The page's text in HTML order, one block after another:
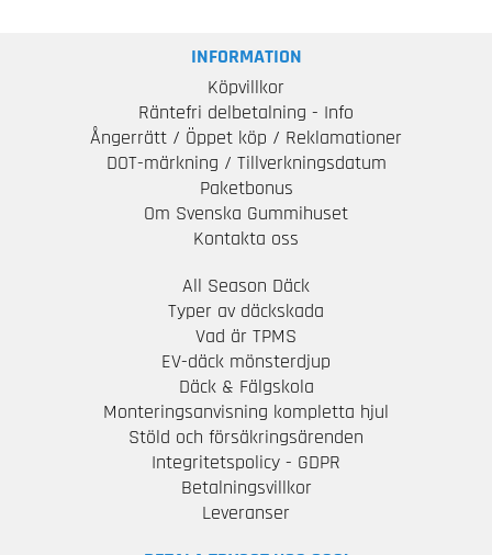
INFORMATION
Köpvillkor
Räntefri delbetalning - Info
Ångerrätt / Öppet köp / Reklamationer
DOT-märkning / Tillverkningsdatum
Paketbonus
Om Svenska Gummihuset
Kontakta oss
All Season Däck
Typer av däckskada
Vad är TPMS
EV-däck mönsterdjup
Däck & Fälgskola
Monteringsanvisning kompletta hjul
Stöld och försäkringsärenden
Integritetspolicy - GDPR
Betalningsvillkor
Leveranser